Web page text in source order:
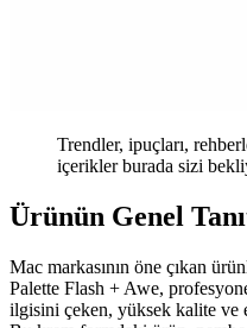
Trendler, ipuçları,
içerikler burada sizi
Ürünün Genel
Mac markasının öne çıkan
Palette Flash + Awe,
ilgisini çeken, yüksek kalite ve